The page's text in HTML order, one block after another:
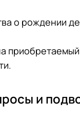
о рождении
и